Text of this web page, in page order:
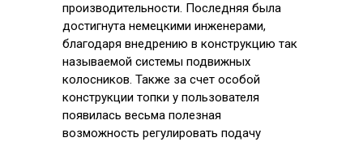
производительности. Последняя была
достигнута немецкими инженерами,
благодаря внедрению в конструкцию так
называемой системы подвижных
колосников. Также за счет особой
конструкции топки у пользователя
появилась весьма полезная
возможность регулировать подачу